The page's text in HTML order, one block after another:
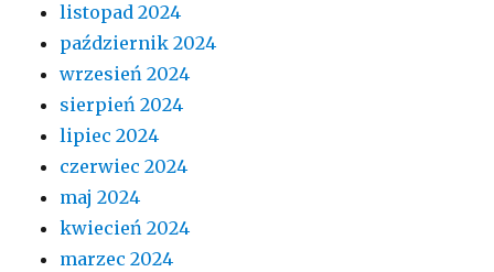
listopad 2024
październik 2024
wrzesień 2024
sierpień 2024
lipiec 2024
czerwiec 2024
maj 2024
kwiecień 2024
marzec 2024